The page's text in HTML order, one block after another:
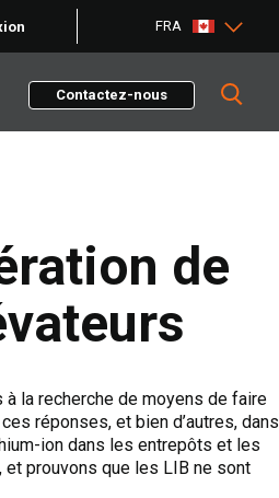
FRA
Contactez-nous
de
la recherche de moyens de faire
réponses, et bien d’autres, dans
ion dans les entrepôts et les
prouvons que les LIB ne sont